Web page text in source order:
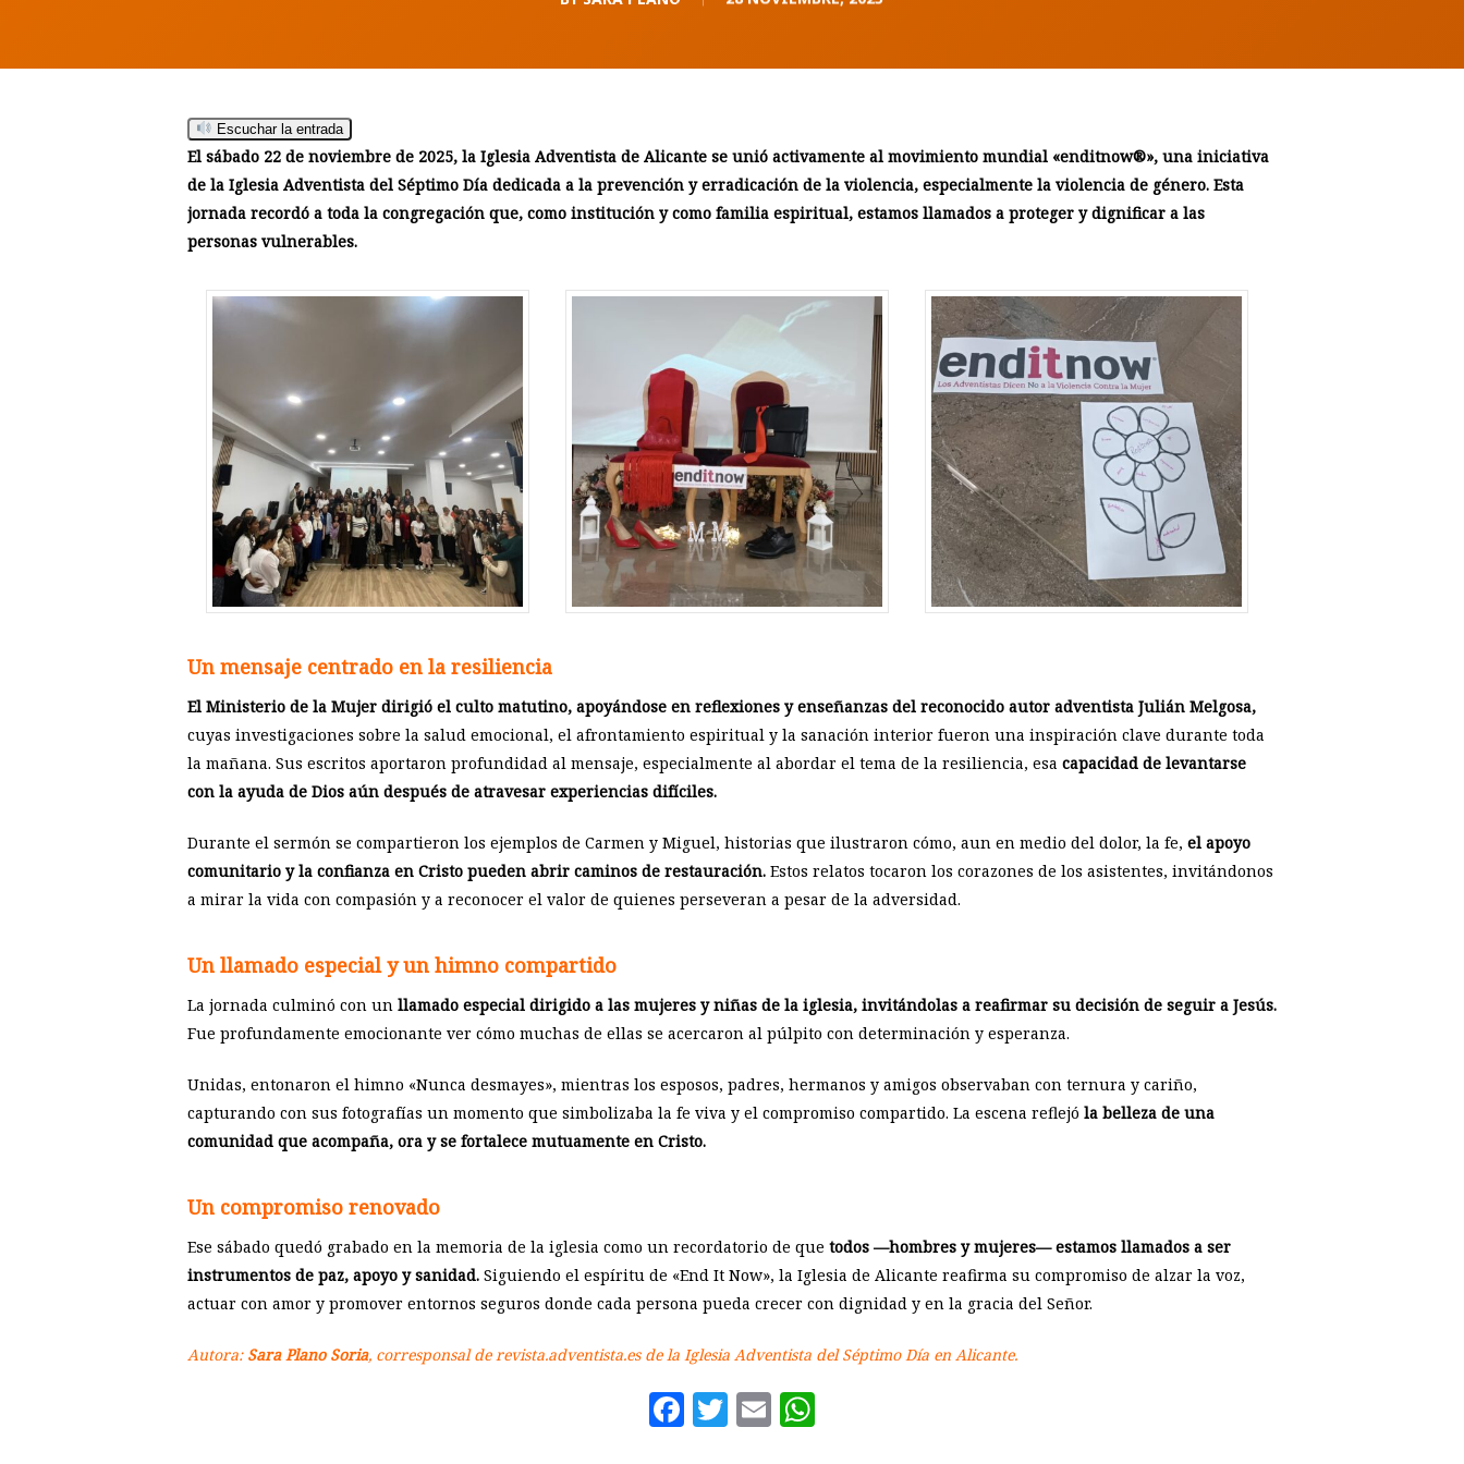
Hit enter to search or ESC to close
Escuchar la entrada
El sábado 22 de noviembre de 2025, la Iglesia Adventista de Alicante se unió activamente al movimiento mundial «enditnow®️», una iniciativa
de la Iglesia Adventista del Séptimo Día dedicada a la prevención y erradicación de la violencia, especialmente la violencia de género. Esta
jornada recordó a toda la congregación que, como institución y como familia espiritual, estamos llamados a proteger y dignificar a las
personas vulnerables.
Un mensaje centrado en la resiliencia
El Ministerio de la Mujer dirigió el culto matutino, apoyándose en reflexiones y enseñanzas del reconocido autor adventista Julián Melgosa,
cuyas investigaciones sobre la salud emocional, el afrontamiento espiritual y la sanación interior fueron una inspiración clave durante toda
la mañana. Sus escritos aportaron profundidad al mensaje, especialmente al abordar el tema de la resiliencia, esa capacidad de levantarse
con la ayuda de Dios aún después de atravesar experiencias difíciles.
Durante el sermón se compartieron los ejemplos de Carmen y Miguel, historias que ilustraron cómo, aun en medio del dolor, la fe, el apoyo
comunitario y la confianza en Cristo pueden abrir caminos de restauración. Estos relatos tocaron los corazones de los asistentes, invitándonos
a mirar la vida con compasión y a reconocer el valor de quienes perseveran a pesar de la adversidad.
Un llamado especial y un himno compartido
La jornada culminó con un llamado especial dirigido a las mujeres y niñas de la iglesia, invitándolas a reafirmar su decisión de seguir a Jesús.
Fue profundamente emocionante ver cómo muchas de ellas se acercaron al púlpito con determinación y esperanza.
Unidas, entonaron el himno «Nunca desmayes», mientras los esposos, padres, hermanos y amigos observaban con ternura y cariño,
capturando con sus fotografías un momento que simbolizaba la fe viva y el compromiso compartido. La escena reflejó la belleza de una
comunidad que acompaña, ora y se fortalece mutuamente en Cristo.
Un compromiso renovado
Ese sábado quedó grabado en la memoria de la iglesia como un recordatorio de que todos —hombres y mujeres— estamos llamados a ser
instrumentos de paz, apoyo y sanidad. Siguiendo el espíritu de «End It Now», la Iglesia de Alicante reafirma su compromiso de alzar la voz,
actuar con amor y promover entornos seguros donde cada persona pueda crecer con dignidad y en la gracia del Señor.
Autora: Sara Plano Soria, corresponsal de revista.adventista.es de la Iglesia Adventista del Séptimo Día en Alicante.
Facebook
Twitter
Email